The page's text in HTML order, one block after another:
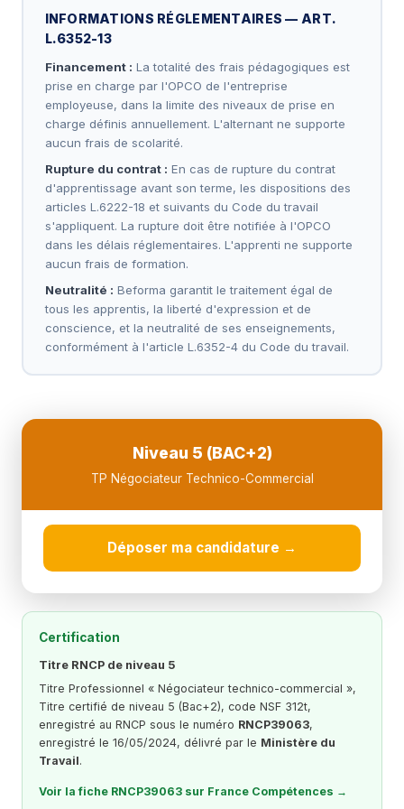
gestion des litiges, animation du réseau de
INFORMATIONS RÉGLEMENTAIRES — ART.
L.6352-13
Financement : La totalité des frais pédagogiques est
prise en charge par l'OPCO de l'entreprise
employeuse, dans la limite des niveaux de prise en
charge définis annuellement. L'alternant ne supporte
aucun frais de scolarité.
Rupture du contrat : En cas de rupture du contrat
d'apprentissage avant son terme, les dispositions des
articles L.6222-18 et suivants du Code du travail
s'appliquent. La rupture doit être notifiée à l'OPCO
dans les délais réglementaires. L'apprenti ne supporte
aucun frais de formation.
Neutralité : Beforma garantit le traitement égal de
tous les apprentis, la liberté d'expression et de
conscience, et la neutralité de ses enseignements,
conformément à l'article L.6352-4 du Code du travail.
Niveau 5 (BAC+2)
TP Négociateur Technico-Commercial
Déposer ma candidature →
Certification
Titre RNCP de niveau 5
Titre Professionnel « Négociateur technico-commercial »,
Titre certifié de niveau 5 (Bac+2), code NSF 312t,
enregistré au RNCP sous le numéro RNCP39063,
enregistré le 16/05/2024, délivré par le Ministère du
Travail.
Voir la fiche RNCP39063 sur France Compétences →